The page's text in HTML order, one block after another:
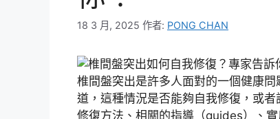
18 3 月, 2025 作者: PONG CHAN
椎間盤突出是許多人面對的一個健康
道，這種情況是否能夠自我修復，或
修復方法、相關的指導（guides）、